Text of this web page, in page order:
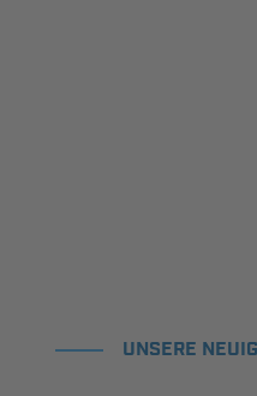
UNSERE